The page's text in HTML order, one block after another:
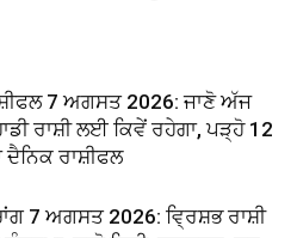
7 ਅਗਸਤ 2026: ਜਾਣੋ ਅੱਜ
ਰਾਸ਼ੀ ਲਈ ਕਿਵੇਂ ਰਹੇਗਾ, ਪੜ੍ਹੋ 12
ਦੈਨਿਕ ਰਾਸ਼ੀਫਲ
7 ਅਗਸਤ 2026: ਵ੍ਰਿਸ਼ਭ ਰਾਸ਼ੀ